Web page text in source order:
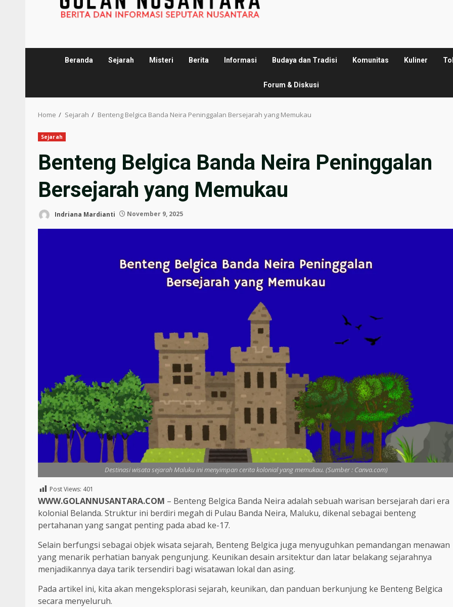
Beranda Sejarah Misteri Berita Informasi Budaya dan Tradisi Komunitas Kuliner
Forum & Diskusi
Home Sejarah Benteng Belgica Banda Neira Peninggalan Bersejarah yang Memukau
Sejarah
Benteng Belgica Banda Neira Peninggalan
Bersejarah yang Memukau
Indriana Mardianti November 9, 2025
Destinasi wisata sejarah Maluku ini menyimpan cerita kolonial yang memukau. (Sumber : Canva.com)
Post Views: 401
WWW.GOLANNUSANTARA.COM – Benteng Belgica Banda Neira adalah sebuah warisan bersejarah dari era
kolonial Belanda. Struktur ini berdiri megah di Pulau Banda Neira, Maluku, dikenal sebagai benteng
pertahanan yang sangat penting pada abad ke-17.
Selain berfungsi sebagai objek wisata sejarah, Benteng Belgica juga menyuguhkan pemandangan menawan
yang menarik perhatian banyak pengunjung. Keunikan desain arsitektur dan latar belakang sejarahnya
menjadikannya daya tarik tersendiri bagi wisatawan lokal dan asing.
Pada artikel ini, kita akan mengeksplorasi sejarah, keunikan, dan panduan berkunjung ke Benteng Belgica
secara menyeluruh.